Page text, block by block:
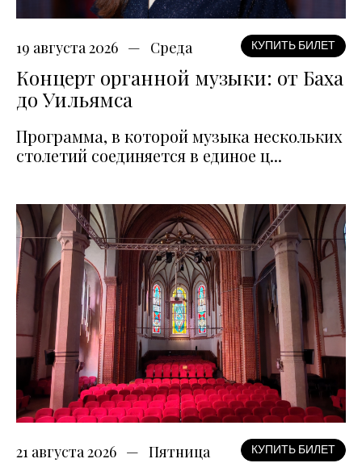
19 августа 2026 Среда КУПИТЬ БИЛЕТ
Концерт органной музыки: от Баха
до Уильямса
Программа, в которой музыка нескольких
столетий соединяется в единое ц...
21 августа 2026 Пятница КУПИТЬ БИЛЕТ